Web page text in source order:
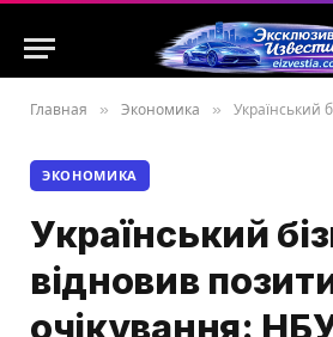
Главная » Экономика » Український бізнес
ЭКОНОМИКА
Український
відновив
очікування: